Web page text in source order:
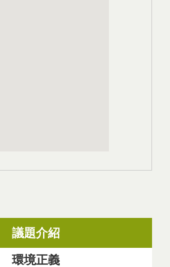
議題介紹
環境正義